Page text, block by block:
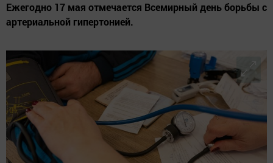
Ежегодно 17 мая отмечается Всемирный день борьбы с
артериальной гипертонией.